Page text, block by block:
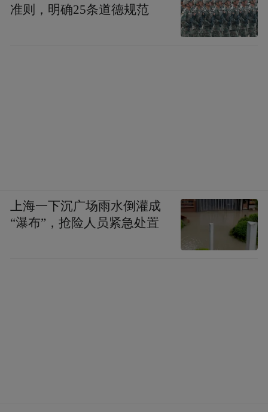
准则，明确25条道德规范
上海一下沉广场雨水倒灌成
“瀑布”，抢险人员紧急处置